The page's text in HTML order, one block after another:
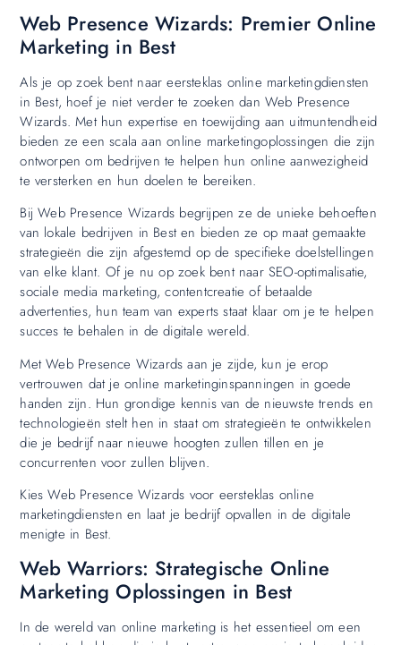
Web Presence Wizards: Premier Online
Marketing in Best
Als je op zoek bent naar eersteklas online marketingdiensten
in Best, hoef je niet verder te zoeken dan Web Presence
Wizards. Met hun expertise en toewijding aan uitmuntendheid
bieden ze een scala aan online marketingoplossingen die zijn
ontworpen om bedrijven te helpen hun online aanwezigheid
te versterken en hun doelen te bereiken.
Bij Web Presence Wizards begrijpen ze de unieke behoeften
van lokale bedrijven in Best en bieden ze op maat gemaakte
strategieën die zijn afgestemd op de specifieke doelstellingen
van elke klant. Of je nu op zoek bent naar SEO-optimalisatie,
sociale media marketing, contentcreatie of betaalde
advertenties, hun team van experts staat klaar om je te helpen
succes te behalen in de digitale wereld.
Met Web Presence Wizards aan je zijde, kun je erop
vertrouwen dat je online marketinginspanningen in goede
handen zijn. Hun grondige kennis van de nieuwste trends en
technologieën stelt hen in staat om strategieën te ontwikkelen
die je bedrijf naar nieuwe hoogten zullen tillen en je
concurrenten voor zullen blijven.
Kies Web Presence Wizards voor eersteklas online
marketingdiensten en laat je bedrijf opvallen in de digitale
menigte in Best.
Web Warriors: Strategische Online
Marketing Oplossingen in Best
In de wereld van online marketing is het essentieel om een